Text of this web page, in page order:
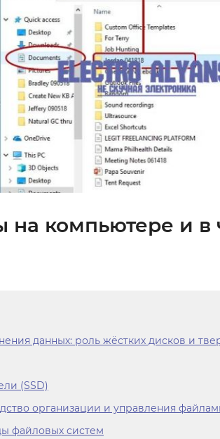
на компьютере и в
данных: роль жёстких дисков и
(SSD)
организации и управления
файловых систем